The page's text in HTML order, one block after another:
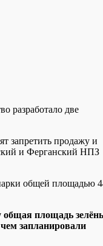
разработало две
запретить продажу и
и Ферганский НПЗ
общей площадью
общая площадь
запланировали